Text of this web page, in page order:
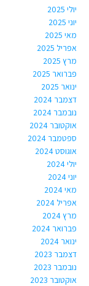
יולי 2025
יוני 2025
מאי 2025
אפריל 2025
מרץ 2025
פברואר 2025
ינואר 2025
דצמבר 2024
נובמבר 2024
אוקטובר 2024
ספטמבר 2024
אוגוסט 2024
יולי 2024
יוני 2024
מאי 2024
אפריל 2024
מרץ 2024
פברואר 2024
ינואר 2024
דצמבר 2023
נובמבר 2023
אוקטובר 2023